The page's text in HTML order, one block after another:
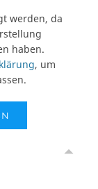
werden, da
haben.
, um